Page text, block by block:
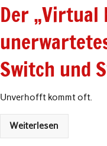
Der „Virtual
Switch und
Unverhofft kommt oft.
Weiterlesen